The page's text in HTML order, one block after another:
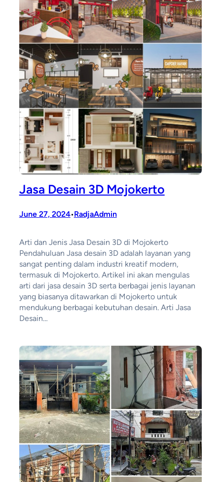
Jasa Desain 3D Mojokerto
June 27, 2024•RadjaAdmin
Arti dan Jenis Jasa Desain 3D di Mojokerto
Pendahuluan Jasa desain 3D adalah layanan yang
sangat penting dalam industri kreatif modern,
termasuk di Mojokerto. Artikel ini akan mengulas
arti dari jasa desain 3D serta berbagai jenis layanan
yang biasanya ditawarkan di Mojokerto untuk
mendukung berbagai kebutuhan desain. Arti Jasa
Desain…